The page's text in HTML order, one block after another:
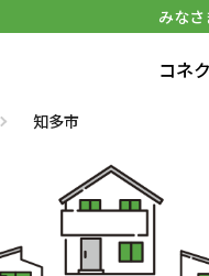
みな
コネ
知多市